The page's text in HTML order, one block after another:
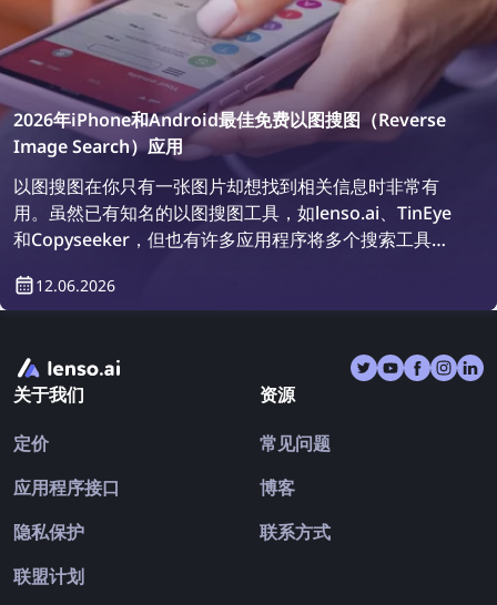
2026年iPhone和Android最佳免费以图搜图（Reverse
Image Search）应用
以图搜图在你只有一张图片却想找到相关信息时非常有
用。虽然已有知名的以图搜图工具，如lenso.ai、TinEye
和Copyseeker，但也有许多应用程序将多个搜索工具集
好的以图搜图应用。
12.06.2026
关于我们
定价
应用程序接口
隐私保护
联盟计划
资源
常见问题
博客
联系方式